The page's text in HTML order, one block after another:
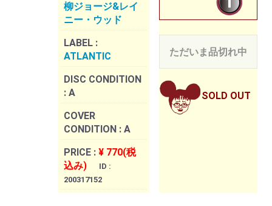
柳ジョージ&レイ
ニー・ウッド
LABEL :
ATLANTIC
DISC CONDITION
: A
COVER
CONDITION : A
PRICE : ¥ 770(税
込み)
ID :
200317152
ただいま品切れ中
SOLD OUT